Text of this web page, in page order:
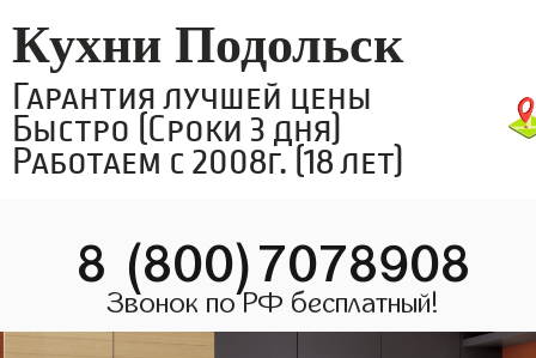
Кухни Подольск
Гарантия лучшей цены
Быстро (Сроки 3 дня)
Работаем с 2008г. (18 лет)
8 (800)7078908
Звонок по РФ бесплатный!